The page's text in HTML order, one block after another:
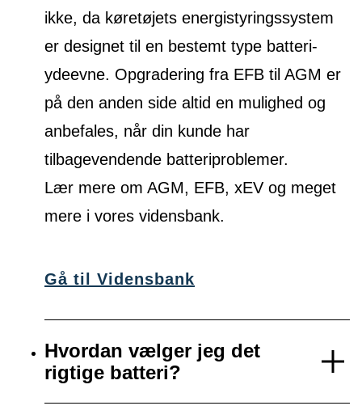
ikke, da køretøjets energistyringssystem
er designet til en bestemt type batteri-
ydeevne. Opgradering fra EFB til AGM er
på den anden side altid en mulighed og
anbefales, når din kunde har
tilbagevendende batteriproblemer.
Lær mere om AGM, EFB, xEV og meget
mere i vores vidensbank.
Gå til Vidensbank
Hvordan vælger jeg det
rigtige batteri?